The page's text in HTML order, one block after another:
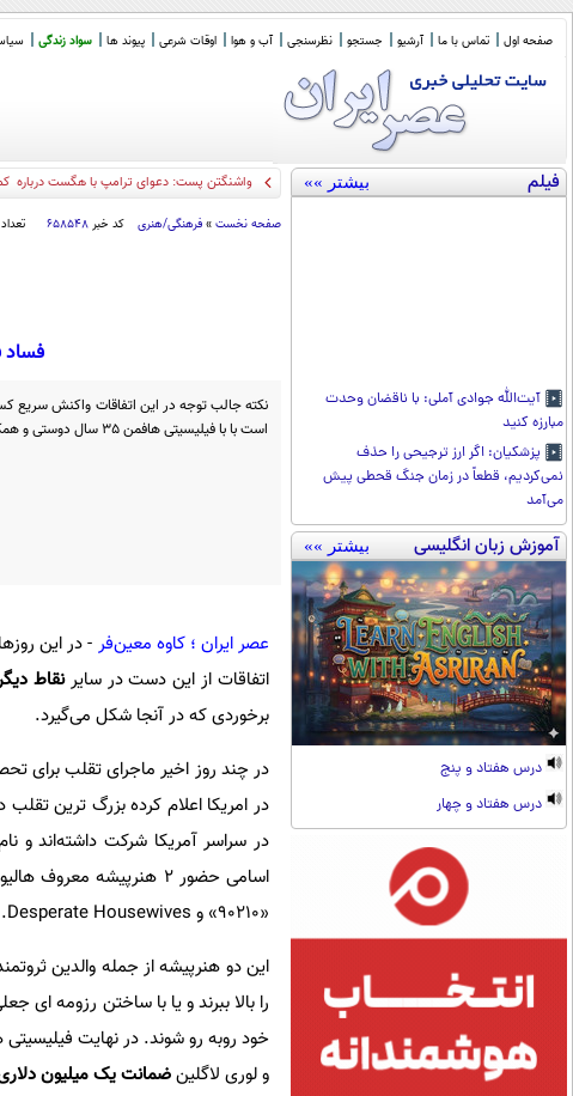
صفحه اول تماس با ما آرشیو جستجو نظرسنجی آب و هوا اوقات شرعی پیوند ها سواد زندگی
فیلم بیشتر »»
آیت‌الله جوادی آملی: با ناقضان وحدت
مبارزه کنید
پزشکیان: اگر ارز ترجیحی را حذف
نمی‌کردیم، قطعاً در زمان جنگ قحطی پیش
می‌آمد
آموزش زبان انگلیسی بیشتر »»
درس هفتاد و پنج
درس هفتاد و چهار
واشنگتن پست: دعوای ترامپ با هگست درباره
صفحه نخست » فرهنگی/هنری کد خبر۶۵۸۵۴۸
نکته جالب توجه در این اتفاقات واکنش
است با با فیلیسیتی هافمن 35 سال دوستی و همکاری داشته است
عصر ایران ؛ کاوه معین‌فر - در این
اتفاقات از این دست در سایرنقاط
برخوردی که در آنجا شکل می‌گیرد.
در چند روز اخیر ماجرای تقلب برای
در امریکا اعلام کرده بزرگ ترین
اسامی حضور 2 هنرپیشه معروف هالیوود است.
«۹۰۲۱۰» و Desperate Housewives.
این دو هنرپیشه از جمله والدین
را بالا ببرند و یا با ساختن رزومه ای
خود روبه رو شوند. در نهایت
و لوری لاگلینضمانت یک میلیون